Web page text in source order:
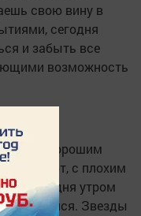
свою вину в
сегодня
и забыть все
возможность
или с хорошим
наоборот, с плохим
сегодня утром
удивляйся. Звезды